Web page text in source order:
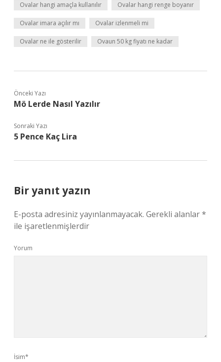
Ovalar hangi amaçla kullanılır Ovalar hangi renge boyanır
Ovalar imara açılır mı Ovalar izlenmeli mi
Ovalar ne ile gösterilir Ovaun 50 kg fiyatı ne kadar
Önceki Yazı
Mö Lerde Nasıl Yazılır
Sonraki Yazı
5 Pence Kaç Lira
Bir yanıt yazın
E-posta adresiniz yayınlanmayacak. Gerekli alanlar*
ile işaretlenmişlerdir
Yorum
İsim*